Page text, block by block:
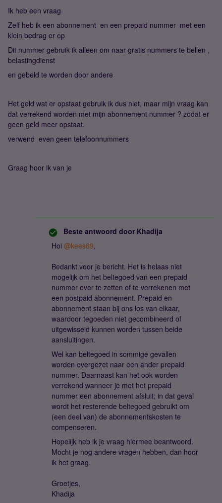
Ik heb een vraag
Zelf heb ik een abonnement en een prepaid nummer met een
klein bedrag er op
Dit nummer gebruik ik alleen om naar gratis nummers te bellen ,
belastingdienst
en gebeld te worden door andere
Het geld wat er opstaat gebruik ik dus niet, maar mijn vraag kan
dat verrekend worden met mijn abonnement nummer ? zodat er
geen geld meer opstaat.
verwend even geen telefoonnummers
Graag hoor ik van je
Beste antwoord door Khadija
Hoi ​ @kees69,
Bedankt voor je bericht. Het is helaas niet
mogelijk om het beltegoed van een prepaid
nummer over te zetten of te verrekenen met
een postpaid abonnement. Prepaid en
abonnement staan bij ons los van elkaar,
waardoor tegoeden niet gecombineerd of
uitgewisseld kunnen worden tussen beide
aansluitingen.
Wel kan beltegoed in sommige gevallen
worden overgezet naar een ander prepaid
nummer. Daarnaast kan het ook worden
verrekend wanneer je met het prepaid
nummer een abonnement afsluit; in dat geval
wordt het resterende beltegoed gebruikt om
(een deel van) de abonnementskosten te
compenseren.
Hopelijk heb ik je vraag hiermee beantwoord.
Mocht je nog andere vragen hebben, dan hoor
ik het graag.
Groetjes,
Khadija